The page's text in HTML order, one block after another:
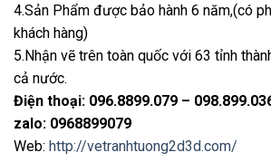
4.Sản Phẩm được bảo hành 6 năm,(có
khách hàng)
5.Nhận vẽ trên toàn quốc với 63 tỉnh
cả nước.
Điện thoại: 096.8899.079 –
zalo: 0968899079
Web: http://vetranhtuong2d3d.com/